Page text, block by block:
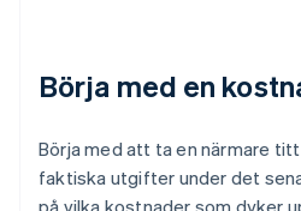
Börja med en
Börja med att ta en närmare
faktiska utgifter under det